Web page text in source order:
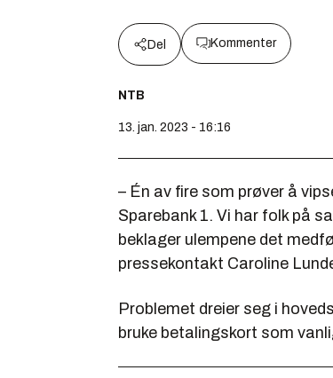
Del Kommenter
NTB
13. jan. 2023 - 16:16
– Én av fire som prøver å
Sparebank 1. Vi har folk på
beklager ulempene det
pressekontakt Caroline
Problemet dreier seg i
bruke betalingskort som